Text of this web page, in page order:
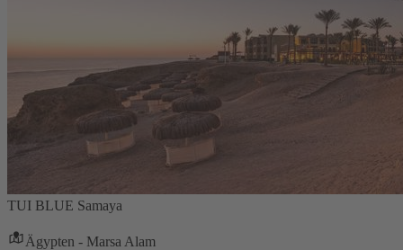
TUI BLUE Samaya
Ägypten - Marsa Alam